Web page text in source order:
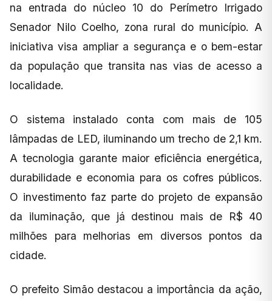
na entrada do núcleo 10 do Perímetro Irrigado
Senador Nilo Coelho, zona rural do município. A
iniciativa visa ampliar a segurança e o bem-estar
da população que transita nas vias de acesso a
localidade.
O sistema instalado conta com mais de 105
lâmpadas de LED, iluminando um trecho de 2,1 km.
A tecnologia garante maior eficiência energética,
durabilidade e economia para os cofres públicos.
O investimento faz parte do projeto de expansão
da iluminação, que já destinou mais de R$ 40
milhões para melhorias em diversos pontos da
cidade.
O prefeito Simão destacou a importância da ação,